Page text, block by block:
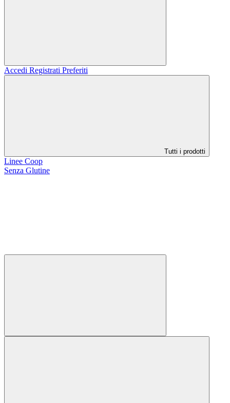
Accedi Registrati Preferiti
Tutti i prodotti
Linee Coop
Senza Glutine